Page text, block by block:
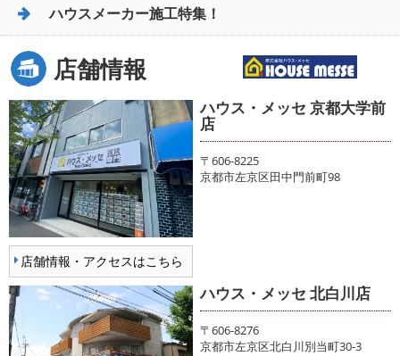
ハウスメーカー施工特集！
店舗情報
店舗情報・アクセスはこちら
ハウス・メッセ 京都大学前
店
〒606-8225
京都市左京区田中門前町98
ハウス・メッセ 北白川店
〒606-8276
京都市左京区北白川別当町30-3